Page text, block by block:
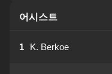
어시스트
1 K. Berkoe